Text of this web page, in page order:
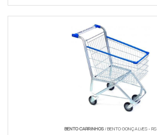
BENTO CARRINHOS/ BENTO GONÇALVES - RS